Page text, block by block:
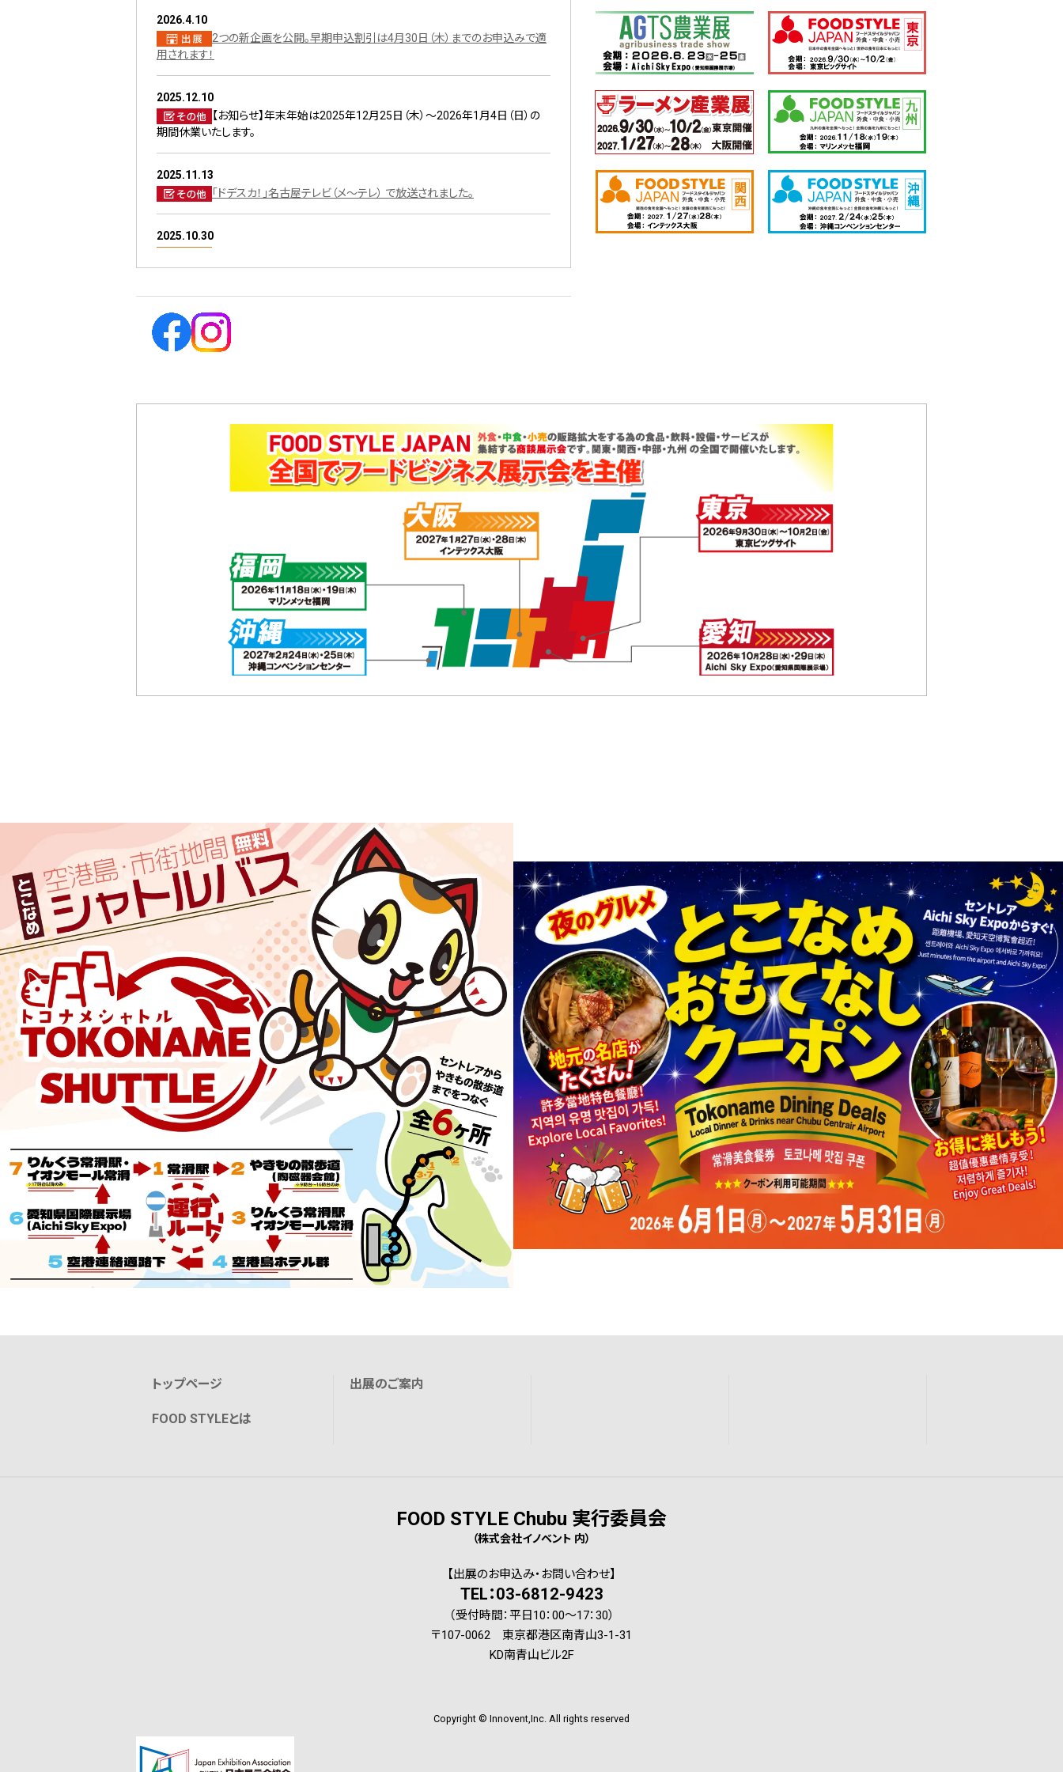
2026.4.10
2つの新企画を公開。早期申込割引は4月30日（木）までのお申込みで適
用されます！
2025.12.10
【お知らせ】年末年始は2025年12月25日（木）～2026年1月4日（日）の
期間休業いたします。
2025.11.13
「ドデスカ！」名古屋テレビ（メ～テレ） で放送されました。
2025.10.30
2025.10.24
『FOOD STYLE JAPAN 2025 ＜中部＞オープニングセレモニー開催のお
知らせ』プレスリリースを配信いたしました。
トップページ
FOOD STYLEとは
出展のご案内
FOOD STYLE Chubu 実行委員会
（株式会社イノベント 内）
【出展のお申込み・お問い合わせ】
TEL：03-6812-9423
（受付時間：平日10：00～17：30）
〒107-0062 東京都港区南青山3-1-31
KD南青山ビル2F
Copyright © Innovent,Inc. All rights reserved